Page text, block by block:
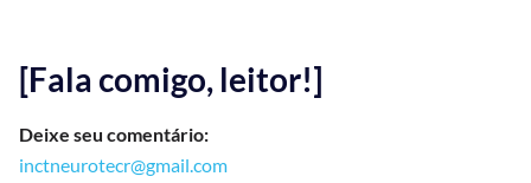
[Fala comigo, leitor!]
Deixe seu comentário:
inctneurotecr@gmail.com